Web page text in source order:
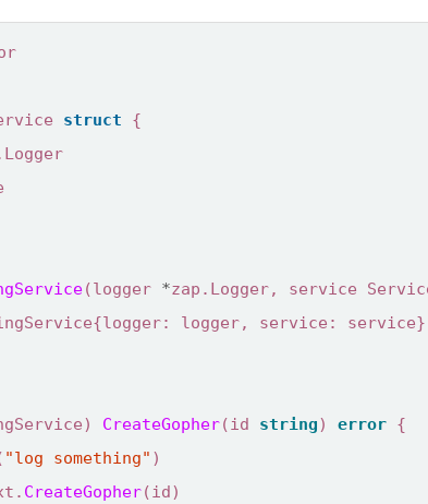
struct
{
Logger
(logger *zap . Logger, service
{logger: logger, service : service}
) CreateGopher( id string) error {
"log something" )
. CreateGopher( id)